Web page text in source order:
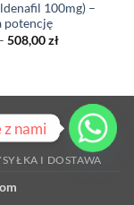
100mg) –
potencję
508,00złZakres
508,00 zł
MasterCardCash
On
Delivery
I DOSTAWA
nami